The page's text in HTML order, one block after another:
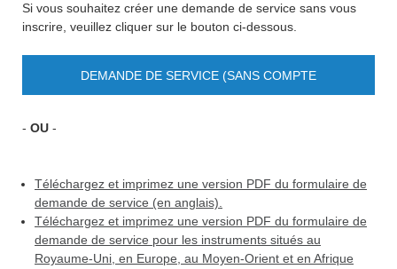
Si vous souhaitez créer une demande de service sans vous
inscrire, veuillez cliquer sur le bouton ci-dessous.
DEMANDE DE SERVICE (SANS COMPTE
- OU -
Téléchargez et imprimez une version PDF du formulaire de
demande de service (en anglais).
Téléchargez et imprimez une version PDF du formulaire de
demande de service pour les instruments situés au
Royaume-Uni, en Europe, au Moyen-Orient et en Afrique